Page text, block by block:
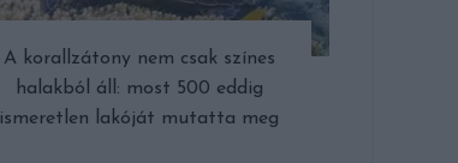
A korallzátony nem csak színes
halakból áll: most 500 eddig
ismeretlen lakóját mutatta meg